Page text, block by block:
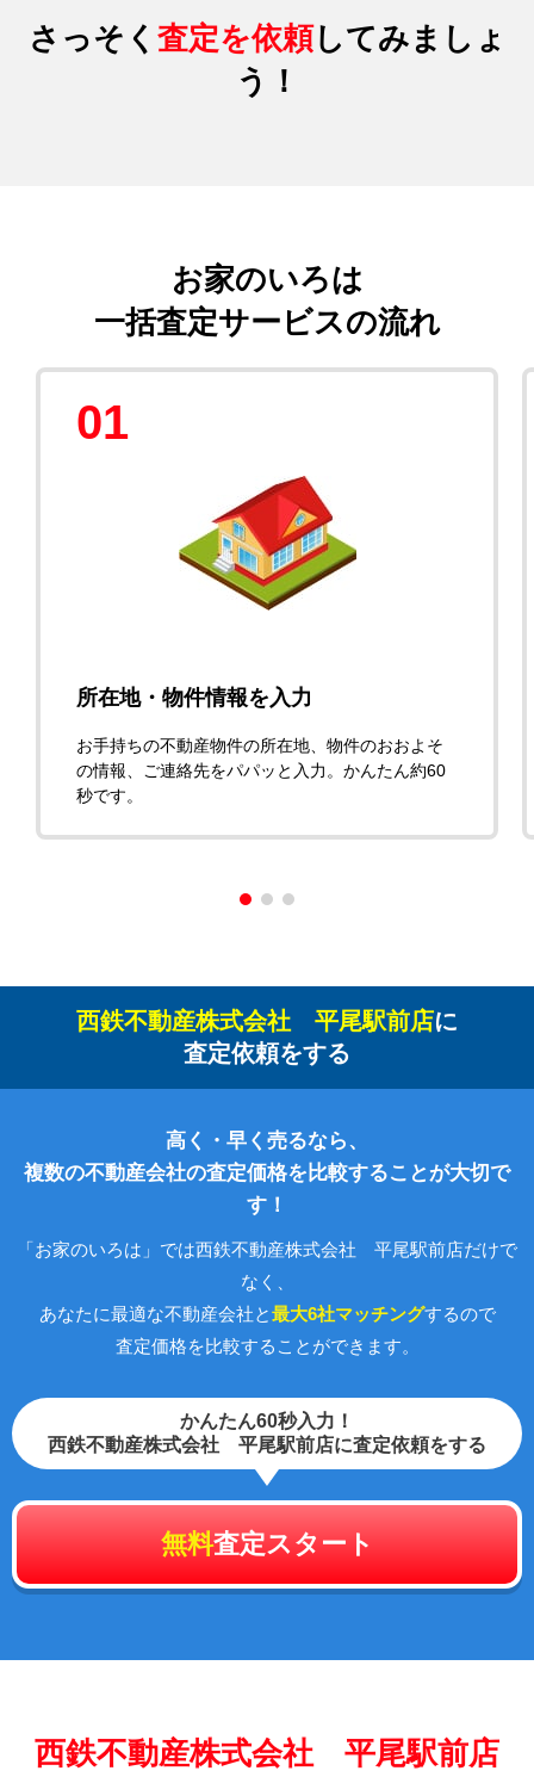
さっそく 査定を依頼してみましょ
う！
お家のいろは
一括査定サービスの流れ
01
所在地・物件情報を入力
お手持ちの不動産物件の所在地、物件のおおよそ
の情報、ご連絡先をパパッと入力。かんたん約60
秒です。
西鉄不動産株式会社 平尾駅前店に
査定依頼をする
高く・早く売るなら、
複数の不動産会社の査定価格を比較することが大切で
す！
「お家のいろは」では西鉄不動産株式会社 平尾駅前店だけで
なく、
あなたに最適な不動産会社と最大6社マッチングするので
査定価格を比較することができます。
かんたん60秒入力！
西鉄不動産株式会社 平尾駅前店に査定依頼をする
無料査定スタート
西鉄不動産株式会社 平尾駅前店